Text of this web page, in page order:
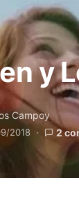
y
Campoy
2018 2